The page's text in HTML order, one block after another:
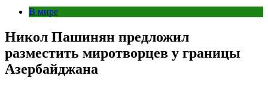
В мире
Никол Пашинян предложил
разместить миротворцев у границы
Азербайджана